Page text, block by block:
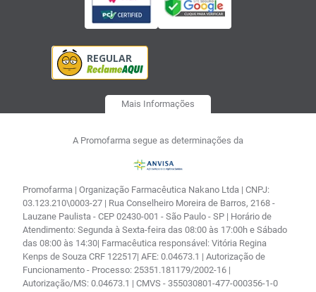
Mais Informações
A Promofarma segue as determinações da
Promofarma | Organização Farmacêutica Nakano Ltda | CNPJ:
03.123.210\0003-27 | Rua Conselheiro Moreira de Barros, 2168 -
Lauzane Paulista - CEP 02430-001 - São Paulo - SP | Horário de
Atendimento: Segunda à Sexta-feira das 08:00 às 17:00h e Sábado
das 08:00 às 14:30| Farmacêutica responsável: Vitória Regina
Kenps de Souza CRF 122517| AFE: 0.04673.1 | Autorização de
Funcionamento - Processo: 25351.181179/2002-16 |
Autorização/MS: 0.04673.1 | CMVS - 355030801-477-000356-1-0